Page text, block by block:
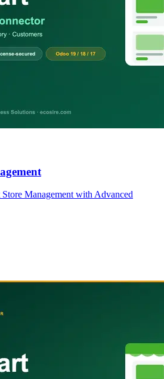
Management with Advanced